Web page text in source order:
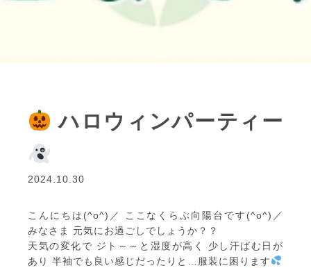
ハロウィンパーティー
2024.10.30
こんにちは(^o^)／ ここなくらぶ向陽台です(^o^)／
みなさま 元気にお過ごしでしょうか？？
天気の変化で ジト～～と湿度が高く 少し汗ばむ日が
あり 半袖でも良い感じだったりと…服装に困ります